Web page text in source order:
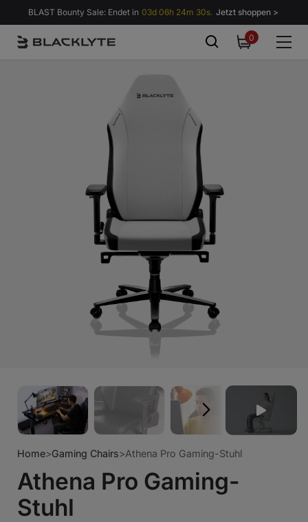
Zum Inhalt springen
BLAST Bounty Sale: Endet in 03d 06h 24m 27s. Jetzt shoppen >
00
Home>Gaming Chairs>Athena Pro Gaming-Stuhl
Athena Pro Gaming-
Stuhl